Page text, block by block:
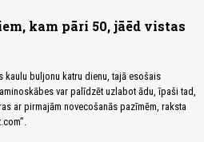
kam pāri 50, jāēd vistas
kaulu buljonu katru dienu, tajā esošais
var palīdzēt uzlabot ādu, īpaši tad,
ar pirmajām novecošanās pazīmēm, raksta